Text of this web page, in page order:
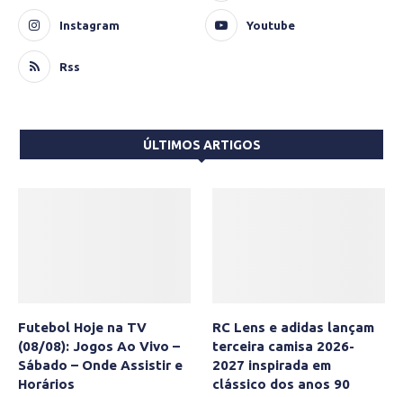
Instagram Youtube
Rss
ÚLTIMOS ARTIGOS
Futebol Hoje na TV
(08/08): Jogos Ao Vivo –
Sábado – Onde Assistir e
Horários
RC Lens e adidas lançam
terceira camisa 2026-
2027 inspirada em
clássico dos anos 90